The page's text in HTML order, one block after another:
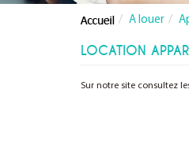
A louer
LOCATION
Sur notre site consultez